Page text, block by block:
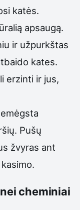
katės.
apsaugą.
ir užpurkštas
kates.
erzinti ir jus,
Pušų
žvyras ant
cheminiai